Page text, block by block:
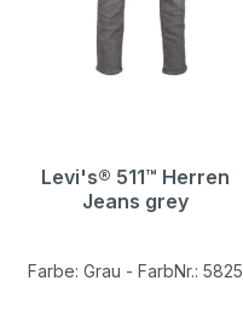
Levi's® 511™ Herren
Jeans grey
Farbe: Grau - FarbNr.: 5825